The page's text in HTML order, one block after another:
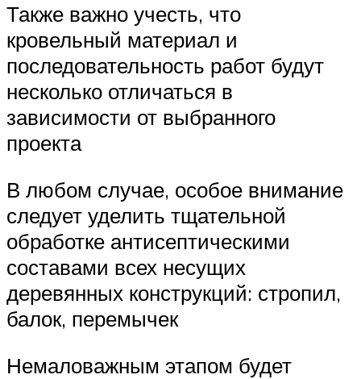
Также важно учесть, что
кровельный материал и
последовательность работ будут
несколько отличаться в
зависимости от выбранного
проекта
В любом случае, особое внимание
следует уделить тщательной
обработке антисептическими
составами всех несущих
деревянных конструкций: стропил,
балок, перемычек
Немаловажным этапом будет